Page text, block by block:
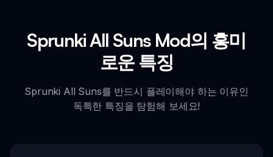
Sprunki All Suns Mod의 흥미
로운 특징
Sprunki All Suns를 반드시 플레이해야 하는 이유인
독특한 특징을 탐험해 보세요!